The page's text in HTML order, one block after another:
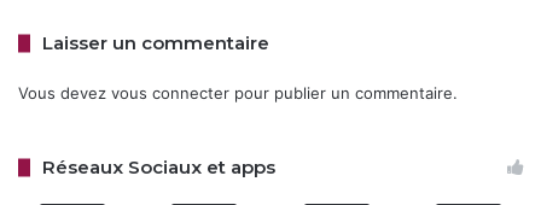
couleurs éclatantes, même dans des scènes sombres ou
technologieHalo Control System, réduit les effets de halo
également des angles de vision larges, jusqu’à 178 degrés,
pour une qualité constante quel que soit l’angle.
Laisser un commentaire
Vous devez vous connecter pour publier un commentaire.
Réseaux Sociaux et apps